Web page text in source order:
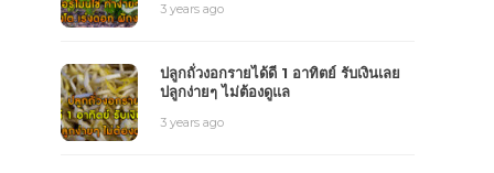
3 years ago
ปลูกถั่วงอกรายได้ดี 1 อาทิตย์ รับเงินเลย
ปลูกง่ายๆ ไม่ต้องดูแล
3 years ago